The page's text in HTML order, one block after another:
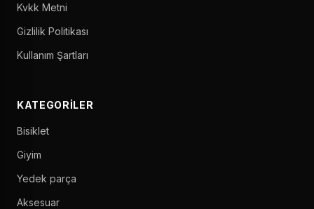
Kvkk Metni
Gizlilik Politikası
Kullanım Şartları
KATEGORILER
Bisiklet
Giyim
Yedek parça
Aksesuar